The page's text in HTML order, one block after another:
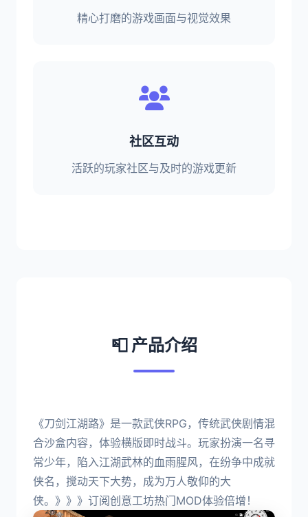
精心打磨的游戏画面与视觉效果
社区互动
活跃的玩家社区与及时的游戏更新
📮 产品介绍
《刀剑江湖路》是一款武侠RPG，传统武侠剧情混
合沙盒内容，体验横版即时战斗。玩家扮演一名寻
常少年，陷入江湖武林的血雨腥风，在纷争中成就
侠名，搅动天下大势，成为万人敬仰的大
侠。》》》订阅创意工坊热门MOD体验倍增！